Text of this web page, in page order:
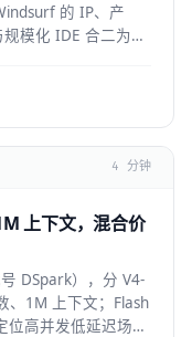
的 IP、产
模化 IDE 合二为
4 分钟
上下文，混合价
DSpark），分 V4-
、1M 上下文；Flash
位高并发低延迟场